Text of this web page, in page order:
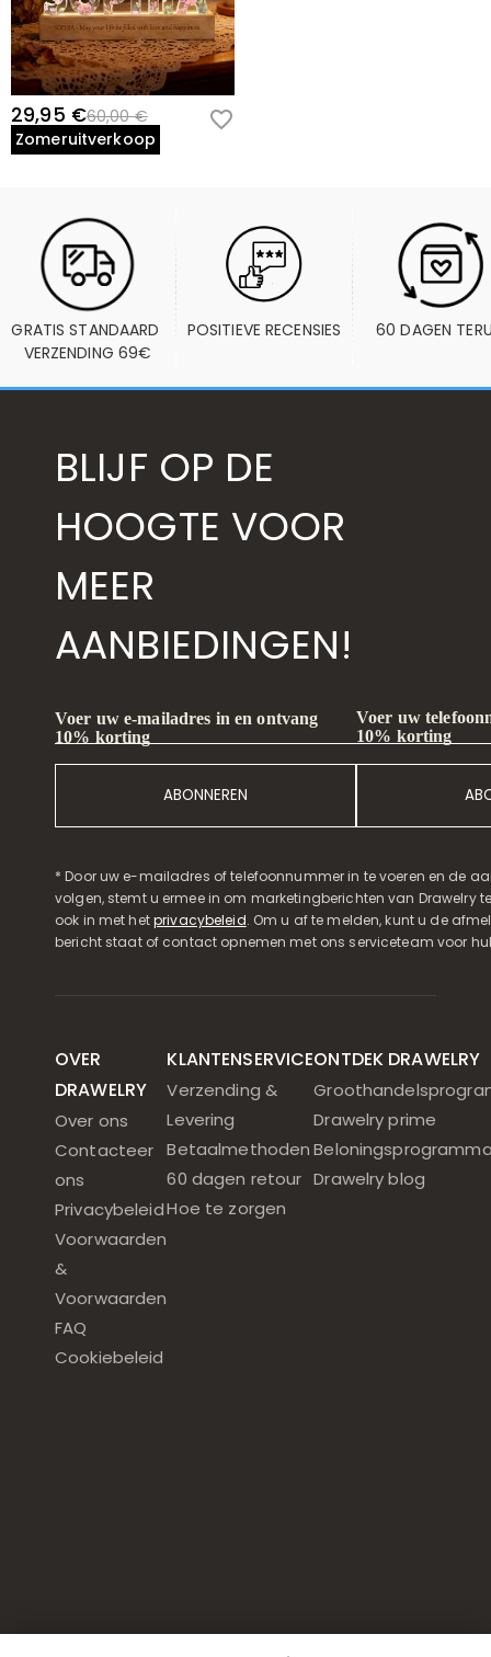
29,95 €60,00 €
Zomeruitverkoop
GRATIS STANDAARD
VERZENDING 69€
POSITIEVE RECENSIES 60 DAGEN
BLIJF OP DE
HOOGTE VOOR
MEER
AANBIEDINGEN!
Voer uw e-mailadres in en ontvang
10% korting
ABONNEREN
Voer uw
10% korting
* Door uw e-mailadres of telefoonnummer in te voeren en de
volgen, stemt u ermee in om marketingberichten van Drawelry
ook in met hetprivacybeleid. Om u af te melden, kunt u de
bericht staat of contact opnemen met ons serviceteam voor
OVER
DRAWELRY
Over ons
Contacteer
ons
Privacybeleid
Voorwaarden
&
Voorwaarden
FAQ
Cookiebeleid
KLANTENSERVICE
Verzending &
Levering
Betaalmethoden
60 dagen retour
Hoe te zorgen
ONTDEK DRAWELRY
Drawelry prime
Drawelry blog